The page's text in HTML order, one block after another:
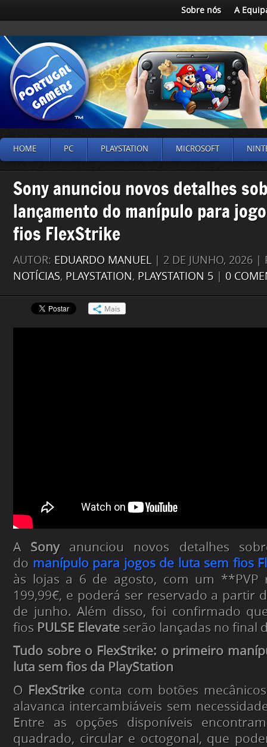
Sobre nós A
HOME PC PLAYSTATION MICROSOFT
Sony anunciou novos detalhes
lançamento do manípulo para
fios FlexStrike
AUTOR: EDUARDO MANUEL | 2 DE JUNHO, 2026 |
NOTÍCIAS, PLAYSTATION, PLAYSTATION 5 0
Mais
A Sonyanunciou novos detalhes
do manípulo para jogos de luta sem fios
às lojas a 6 de agosto, com um **PVP
199,99€, e poderá ser reservado a partir
de junho. Além disso, foi confirmado
fios PULSE Elevate serão lançadas no final
Tudo sobre o FlexStrike: o primeiro
luta sem fios da PlayStation
O FlexStrikeconta com botões
alavanca intercambiáveis sem
Entre as opções disponíveis
quadrado, circular e octogonal, que